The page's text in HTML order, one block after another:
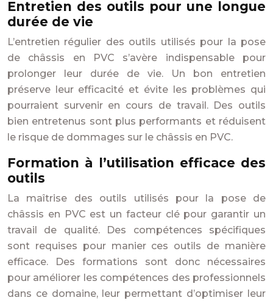
Entretien des outils pour une longue
durée de vie
L’entretien régulier des outils utilisés pour la pose
de châssis en PVC s’avère indispensable pour
prolonger leur durée de vie. Un bon entretien
préserve leur efficacité et évite les problèmes qui
pourraient survenir en cours de travail. Des outils
bien entretenus sont plus performants et réduisent
le risque de dommages sur le châssis en PVC.
Formation à l’utilisation efficace des
outils
La maîtrise des outils utilisés pour la pose de
châssis en PVC est un facteur clé pour garantir un
travail de qualité. Des compétences spécifiques
sont requises pour manier ces outils de manière
efficace. Des formations sont donc nécessaires
pour améliorer les compétences des professionnels
dans ce domaine, leur permettant d’optimiser leur